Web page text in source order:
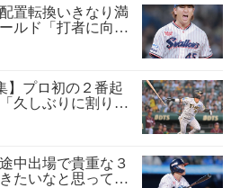
置転換いきなり満
ルド「打者に向か
】プロ初の２番起
久しぶりに割り切
中出場で貴重な３
たいなと思ってい